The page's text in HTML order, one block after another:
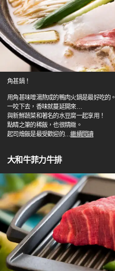
角甚鍋！
用角甚味噌湯熬成的鴨肉火鍋是最好吃的。
一咬下去，香味就蔓延開來…
與新鮮蔬菜和著名的水豆腐一起享用！
點睛之筆的稀飯，也很精緻。
起司燴飯是最受歡迎的…繼續閱讀
大和牛菲力牛排